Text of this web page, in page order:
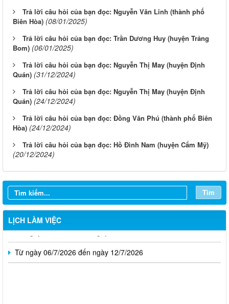
Trả lời câu hỏi của bạn đọc: Nguyễn Văn Linh (thành phố
Biên Hòa) (08/01/2025)
Trả lời câu hỏi của bạn đọc: Trần Dương Huy (huyện Trảng
Bom) (06/01/2025)
Trả lời câu hỏi của bạn đọc: Nguyễn Thị May (huyện Định
Quán) (31/12/2024)
Trả lời câu hỏi của bạn đọc: Nguyễn Thị May (huyện Định
Quán) (24/12/2024)
Trả lời câu hỏi của bạn đọc: Đồng Văn Phú (thành phố Biên
Hòa) (24/12/2024)
Trả lời câu hỏi của bạn đọc: Hồ Đình Nam (huyện Cẩm Mỹ)
(20/12/2024)
Tìm
LỊCH LÀM VIỆC
Từ ngày 27/7/2026 đến ngày 02/8/2026
Từ ngày 20/7/2026 đến ngày 26/7/2026
Từ ngày 13/7/2026 đến ngày 18/7/2026
Từ ngày 06/7/2026 đến ngày 12/7/2026